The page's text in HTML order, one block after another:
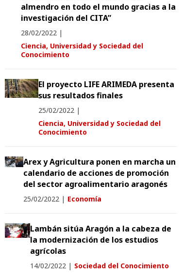
almendro en todo el mundo gracias a la
investigación del CITA”
28/02/2022 |
Ciencia, Universidad y Sociedad del
Conocimiento
El proyecto LIFE ARIMEDA presenta
sus resultados finales
25/02/2022 |
Ciencia, Universidad y Sociedad del
Conocimiento
Arex y Agricultura ponen en marcha un
calendario de acciones de promoción
del sector agroalimentario aragonés
25/02/2022 | Economía
Lambán sitúa Aragón a la cabeza de
la modernización de los estudios
agrícolas
14/02/2022 | Sociedad del Conocimiento